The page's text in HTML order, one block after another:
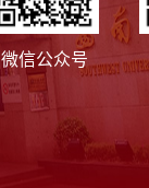
微信公众号